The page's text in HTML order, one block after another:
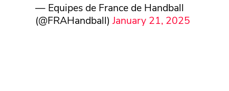
— Equipes de France de Handball
(@FRAHandball) January 21, 2025